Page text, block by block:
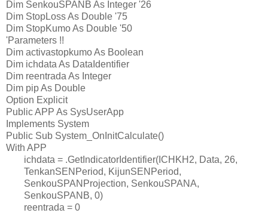
Dim SenkouSPANB As Integer '26
Dim StopLoss As Double '75
Dim StopKumo As Double '50
'Parameters !!
Dim activastopkumo As Boolean
Dim ichdata As DataIdentifier
Dim reentrada As Integer
Dim pip As Double
Option Explicit
Public APP As SysUserApp
Implements System
Public Sub System_OnInitCalculate()
With APP
ichdata = .GetIndicatorIdentifier(ICHKH2, Data, 26,
TenkanSENPeriod, KijunSENPeriod,
SenkouSPANProjection, SenkouSPANA,
SenkouSPANB, 0)
reentrada = 0